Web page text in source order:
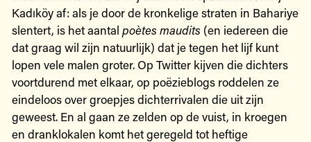
Kadıköy af: als je door de kronkelige straten in Bahariye
slentert, is het aantal poètes maudits (en iedereen die
dat graag wil zijn natuurlijk) dat je tegen het lijf kunt
lopen vele malen groter. Op Twitter kijven die dichters
voortdurend met elkaar, op poëzieblogs roddelen ze
eindeloos over groepjes dichterrivalen die uit zijn
geweest. En al gaan ze zelden op de vuist, in kroegen
en dranklokalen komt het geregeld tot heftige